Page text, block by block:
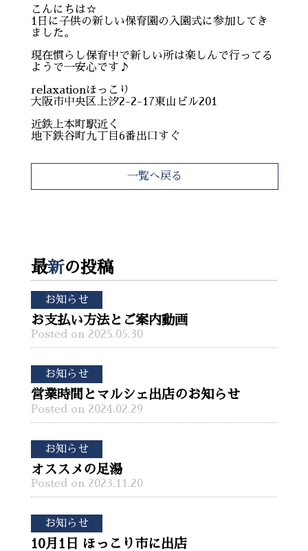
こんにちは☆
1日に子供の新しい保育園の入園式に参加してき
ました。
現在慣らし保育中で新しい所は楽しんで行ってる
ようで一安心です♪
relaxationほっこり
大阪市中央区上汐2-2-17東山ビル201
近鉄上本町駅近く
地下鉄谷町九丁目6番出口すぐ
一覧へ戻る
最新の投稿
お知らせ
お支払い方法とご案内動画
Posted on 2025.05.30
お知らせ
営業時間とマルシェ出店のお知らせ
Posted on 2024.02.29
お知らせ
オススメの足湯
Posted on 2023.11.20
お知らせ
10月1日 ほっこり市に出店